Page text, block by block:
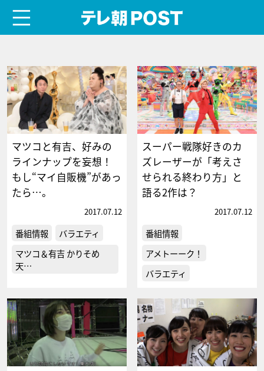
マツコと有吉、好みの
ラインナップを妄想！
もし“マイ自販機”があっ
たら…。
2017.07.12
番組情報
バラエティ
マツコ＆有吉 かりそめ
天…
スーパー戦隊好きのカ
ズレーザーが「考えさ
せられる終わり方」と
語る2作は？
2017.07.12
番組情報
アメトーーク！
バラエティ